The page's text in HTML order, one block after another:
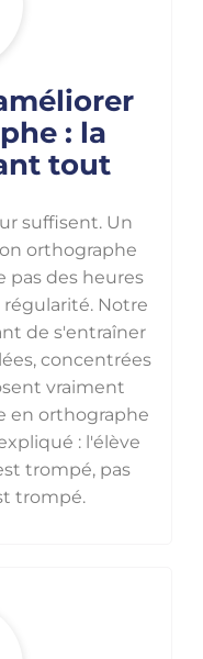
: la
tout
suffisent. Un
orthographe
pas des heures
régularité. Notre
de s'entraîner
concentrées
vraiment
en orthographe
: l'élève
trompé, pas
trompé.